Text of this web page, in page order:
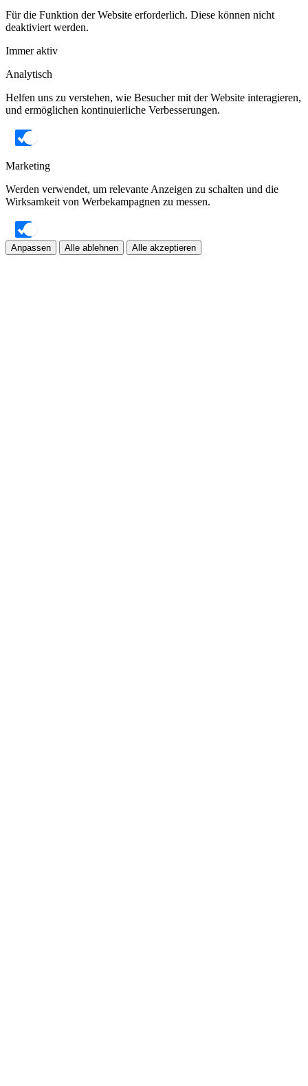
Für die Funktion der Website erforderlich. Diese können nicht
deaktiviert werden.
Immer aktiv
Analytisch
Helfen uns zu verstehen, wie Besucher mit der Website interagieren,
und ermöglichen kontinuierliche Verbesserungen.
Marketing
Werden verwendet, um relevante Anzeigen zu schalten und die
Wirksamkeit von Werbekampagnen zu messen.
Anpassen Alle ablehnen Alle akzeptieren